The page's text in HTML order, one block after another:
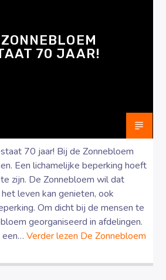
70 JAAR!
70 jaar! Bij de Zonnebloem
Een lichamelijke beperking hoeft
zijn. De Zonnebloem wil dat
leven kan genieten, ook
Om dicht bij de mensen te
georganiseerd in afdelingen.
een…Verder lezen De Zonnebloem